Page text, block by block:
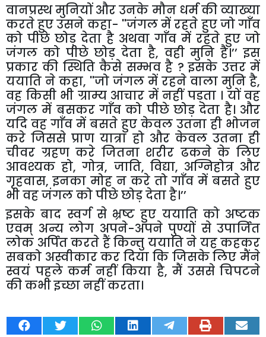
वानप्रस्थ मुनियों और उनके मौन धर्म की व्याख्या
करते हुए उसने कहा- ''जंगल में रहते हुए जो गाँव
को पीछे छोड़ देता है अथवा गाँव में रहते हुए जो
जंगल को पीछे छोड़ देता है, वही मुनि है।’’ इस
प्रकार की स्थिति कैसे सम्भव है ?इसके उत्तर में
ययाति ने कहा, ''जो जंगल में रहने वाला मुनि है,
वह किसी भी ग्राम्य आचार में नहीं पड़ता । यों वह
जंगल में बसकर गाँव को पीछे छोड़ देता है। और
यदि वह गाँव में बसते हुए केवल उतना ही भोजन
करे जिससे प्राण यात्रा हो और केवल उतना ही
चीवर ग्रहण करे जितना शरीर ढकने के लिए
आवश्यक हो,गोत्र, जाति, विद्या, अग्निहोत्र और
गृहवास,इनका मोह न करे तो गाँव में बसते हुए
भी वह जंगल को पीछे छोड़ देता है।’’
इसके बाद स्वर्ग से भ्रष्ट हुए ययाति को अष्टक
एवम् अन्य लोग अपने-अपने पुण्यों से उपार्जित
लोक अर्पित करते हैं किन्तु ययाति ने यह कहकर
सबको अस्वीकार कर दिया कि जिसके लिए मैंने
स्वयं पहले कर्म नहीं किया है, मैं उससे चिपटने
की कभी इच्छा नहीं करता।